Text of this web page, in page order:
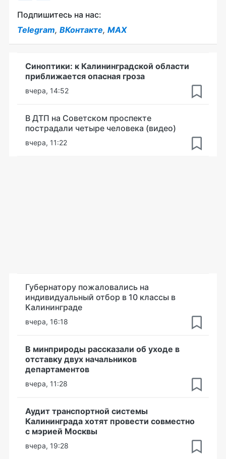
Подпишитесь на нас:
Telegram, ВКонтакте, MAX
Синоптики: к Калининградской области
приближается опасная гроза
вчера, 14:52
В ДТП на Советском проспекте
пострадали четыре человека (видео)
вчера, 11:22
Губернатору пожаловались на
индивидуальный отбор в 10 классы в
Калининграде
вчера, 16:18
В минприроды рассказали об уходе в
отставку двух начальников
департаментов
вчера, 11:28
Аудит транспортной системы
Калининграда хотят провести совместно
с мэрией Москвы
вчера, 19:28